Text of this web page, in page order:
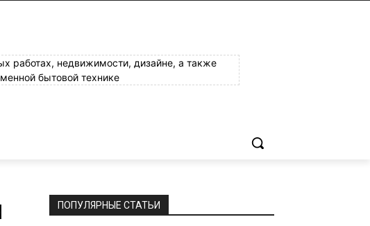
работах, недвижимости, дизайне, а также
бытовой технике
ПОПУЛЯРНЫЕ СТАТЬИ